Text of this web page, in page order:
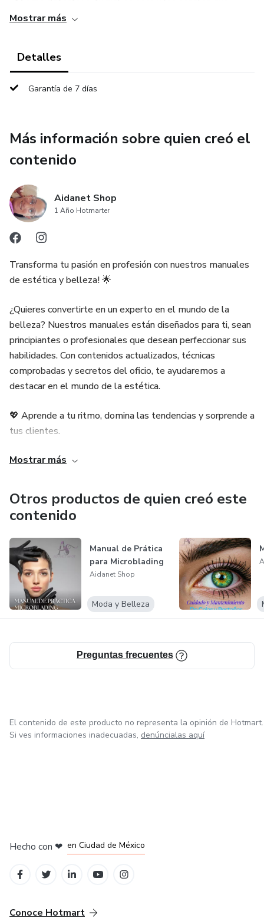
debes cuidar.
obtener resultados increíbles sin gastar de más.
✔️ Los secretos para devolverle la vitalidad a tu piel y
No más dudas, frustraciones ni productos que no sirven.
Solo pasos comprobados para que tu piel luzca saludable,
luminosa y llena de vida. 🌟
¡Empieza hoy mismo y da el primer paso hacia esa piel
perfecta que siempre quisiste!
Mostrar más
Detalles
Garantía de 7 días
Más información sobre quien creó el
contenido
Aidanet Shop
1 Año Hotmarter
Transforma tu pasión en profesión con nuestros manuales
de estética y belleza! 🌟
¿Quieres convertirte en un experto en el mundo de la
belleza? Nuestros manuales están diseñados para ti, sean
principiantes o profesionales que desean perfeccionar sus
habilidades. Con contenidos actualizados, técnicas
comprobadas y secretos del oficio, te ayudaremos a
destacar en el mundo de la estética.
💖 Aprende a tu ritmo, domina las tendencias y sorprende a
tus clientes.
🎓 Desde cuidado facial, maquillaje, uñas, hasta técnicas de
necesitas para triunfar.
No esperes más para dar el paso hacia tu sueño. ¡Compra
hoy y empieza a transformar vidas y tu carrera!
✨ ¡La belleza está en tus manos — y en nuestros
manuales! ✨
Mostrar más
Otros productos de quien creó este
contenido
Manual de Prática
para Microblading
Aidanet Shop
Moda y Belleza
Preguntas frecuentes
El contenido de este producto no representa la opinión de Hotmart.
Si ves informaciones inadecuadas, denúncialas aquí
Hecho con ❤ en Ciudad de México
Conoce Hotmart